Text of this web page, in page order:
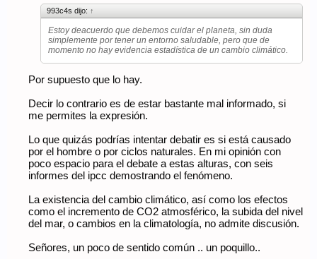
993c4s dijo: ↑
Estoy deacuerdo que debemos cuidar el planeta, sin duda
simplemente por tener un entorno saludable, pero que de
momento no hay evidencia estadística de un cambio climático.
Por supuesto que lo hay.
Decir lo contrario es de estar bastante mal informado, si
me permites la expresión.
Lo que quizás podrías intentar debatir es si está causado
por el hombre o por ciclos naturales. En mi opinión con
poco espacio para el debate a estas alturas, con seis
informes del ipcc demostrando el fenómeno.
La existencia del cambio climático, así como los efectos
como el incremento de CO2 atmosférico, la subida del nivel
del mar, o cambios en la climatología, no admite discusión.
Señores, un poco de sentido común .. un poquillo..